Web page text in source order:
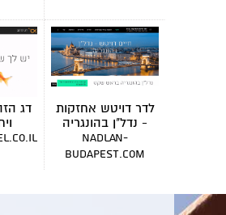
לדר דויטש אחזקות
- נדל"ן בהונגריה
nadlan-
budapest.com
דג